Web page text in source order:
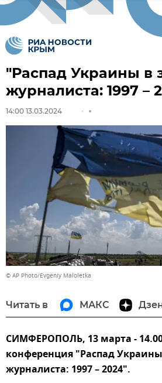
"Распад Украины в
журналиста: 1997 –
14:00 13.03.2024
© AP Photo/Evgeniy Maloletka
Читать в МАКС
CИМФЕРОПОЛЬ, 13 марта -
конференция "Распад
журналиста: 1997 – 2024".